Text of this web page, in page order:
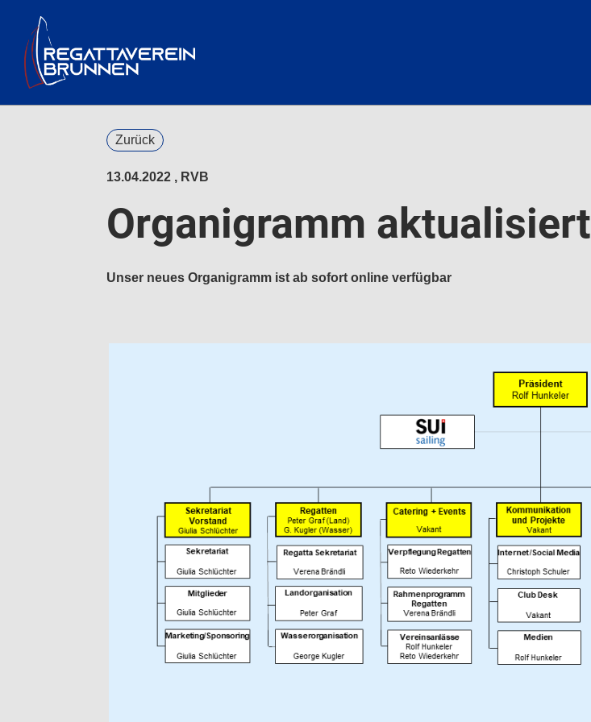
Zurück
13.04.2022 , RVB
Organigramm aktualisiert
Unser neues Organigramm ist ab sofort online verfügbar